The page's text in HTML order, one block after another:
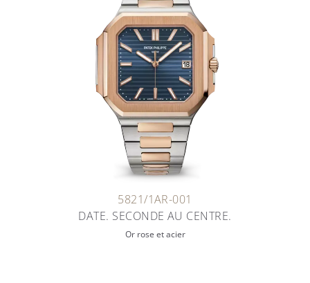
5821/1AR-001
DATE. SECONDE AU CENTRE.
Or rose et acier